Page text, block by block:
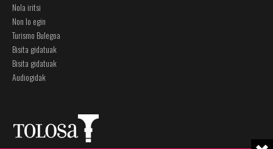
Nola iritsi
Non lo egin
Turismo Bulegoa
Bisita gidatuak
Bisita gidatuak
Audiogidak